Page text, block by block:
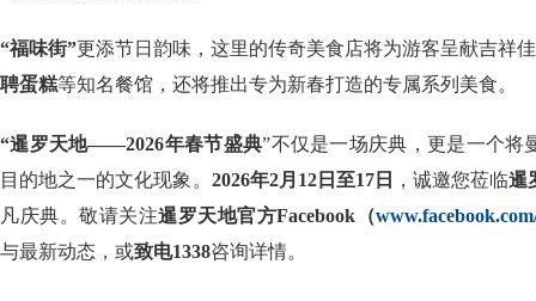
“福味街”更添节日韵味，这里的传奇美食店将为游客呈献吉祥
聘蛋糕等知名餐馆，还将推出专为新春打造的专属系列美食。
“暹罗天地——2026年春节盛典”不仅是一场庆典，更是一个将
目的地之一的文化现象。 2026年2月12日至17日 ，诚邀您莅临暹
凡庆典。敬请关注暹罗天地官方Facebook（
与最新动态，或致电1338咨询详情。